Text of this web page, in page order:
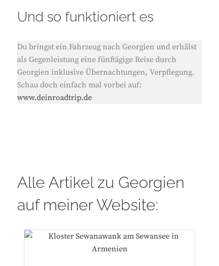
Und so funktioniert es
Du bringst ein Fahrzeug nach Georgien und erhälst
als Gegenleistung eine fünftägige Reise durch
Georgien inklusive Übernachtungen, Verpflegung.
Schau doch einfach mal vorbei auf:
www.deinroadtrip.de
Alle Artikel zu Georgien
auf meiner Website: